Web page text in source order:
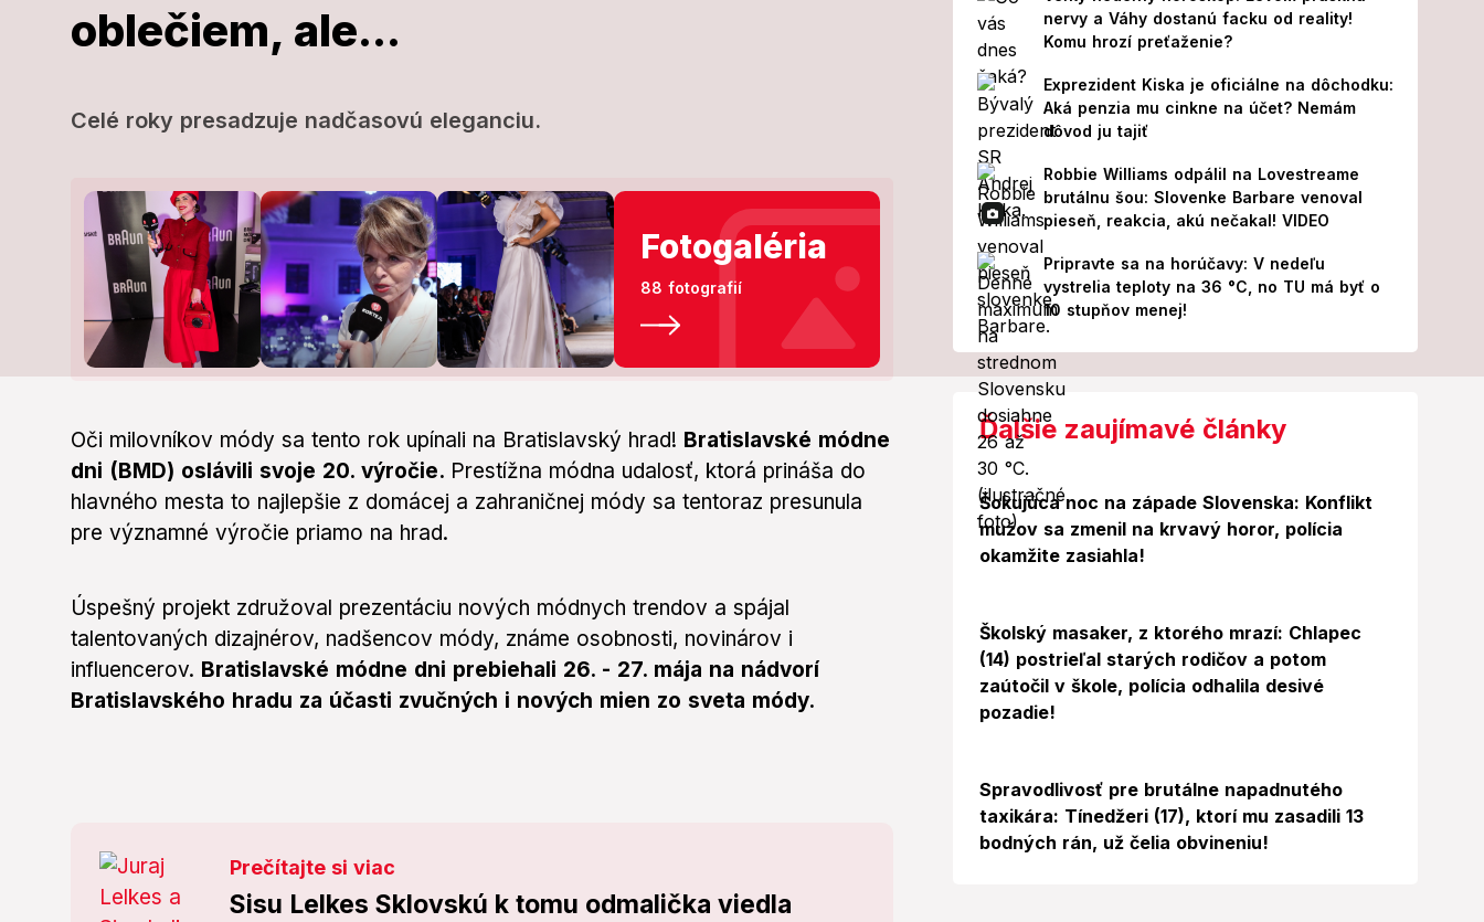
oblečiem, ale...
Celé roky presadzuje nadčasovú eleganciu.
Reháková nie je fanúšičkou
súčasného módneho trendu:
Sem-tam si ich oblečiem,
ale...
Celé roky presadzuje nadčasovú eleganciu.
Fotogaléria
88 fotografií
Oči milovníkov módy sa tento rok upínali na Bratislavský hrad! Bratislavské módne
dni (BMD) oslávili svoje 20. výročie. Prestížna módna udalosť, ktorá prináša do
hlavného mesta to najlepšie z domácej a zahraničnej módy sa tentoraz presunula
pre významné výročie priamo na hrad.
Úspešný projekt združoval prezentáciu nových módnych trendov a spájal
talentovaných dizajnérov, nadšencov módy, známe osobnosti, novinárov i
influencerov. Bratislavské módne dni prebiehali 26. - 27. mája na nádvorí
Bratislavského hradu za účasti zvučných i nových mien zo sveta módy.
Prečítajte si viac
Sisu Lelkes Sklovskú k tomu odmalička viedla
nervy a Váhy dostanú facku od reality!
Komu hrozí preťaženie?
Exprezident Kiska je oficiálne na dôchodku:
Aká penzia mu cinkne na účet? Nemám
dôvod ju tajiť
Robbie Williams odpálil na Lovestreame
brutálnu šou: Slovenke Barbare venoval
pieseň, reakcia, akú nečakal! VIDEO
Pripravte sa na horúčavy: V nedeľu
vystrelia teploty na 36 °C, no TU má byť o
10 stupňov menej!
Ďalšie zaujímavé články
Šokujúca noc na západe Slovenska: Konflikt
mužov sa zmenil na krvavý horor, polícia
okamžite zasiahla!
Foto
Školský masaker, z ktorého mrazí: Chlapec
(14) postrieľal starých rodičov a potom
zaútočil v škole, polícia odhalila desivé
pozadie!
Spravodlivosť pre brutálne napadnutého
taxikára: Tínedžeri (17), ktorí mu zasadili 13
bodných rán, už čelia obvineniu!